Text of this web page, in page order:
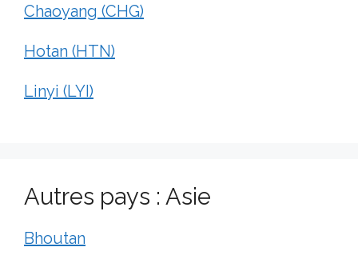
Chaoyang (CHG)
Hotan (HTN)
Linyi (LYI)
Autres pays : Asie
Bhoutan